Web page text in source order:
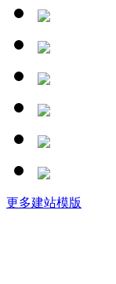
更多建站模版